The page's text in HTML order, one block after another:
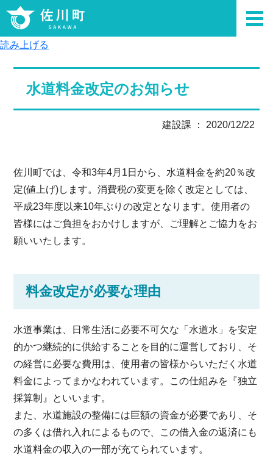
読み上げる
水道料金改定のお知らせ
建設課 ： 2020/12/22
佐川町では、令和3年4月1日から、水道料金を約20％改
定(値上げ)します。消費税の変更を除く改定としては、
平成23年度以来10年ぶりの改定となります。使用者の
皆様にはご負担をおかけしますが、ご理解とご協力をお
願いいたします。
料金改定が必要な理由
水道事業は、日常生活に必要不可欠な「水道水」を安定
的かつ継続的に供給することを目的に運営しており、そ
の経営に必要な費用は、使用者の皆様からいただく水道
料金によってまかなわれています。この仕組みを『独立
採算制』といいます。
また、水道施設の整備には巨額の資金が必要であり、そ
の多くは借れ入れによるもので、この借入金の返済にも
水道料金の収入の一部が充てられています。